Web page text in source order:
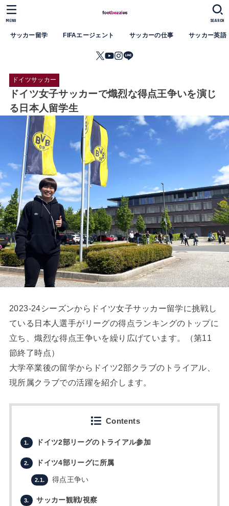
サッカー留学 FIFAエージェント サッカーの仕事 サッカー英語
SEARCH
MENU
ドイツサッカー
ドイツ女子サッカーで熾烈な得点王争いを演じ
る日本人留学生
2023-24シーズンからドイツ女子サッカー留学に挑戦し
ている日本人選手がリーグの得点ランキングのトップに
立ち、熾烈な得点王争いを繰り広げています。（第11
節終了時点）
大学卒業後の留学からドイツ2部クラブのトライアル、
現所属クラブでの活躍を紹介します。
Contents
1. ドイツ2部リーグのトライアル参加
2. ドイツ4部リーグに所属
2.1. 得点王争い
3. サッカー観戦/視察